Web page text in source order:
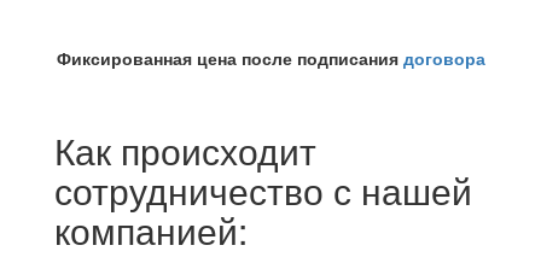
Фиксированная цена после подписания договора
Как происходит
сотрудничество с нашей
компанией: